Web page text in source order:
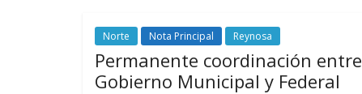
Norte Nota Principal Reynosa
Permanente coordinación entre
Gobierno Municipal y Federal